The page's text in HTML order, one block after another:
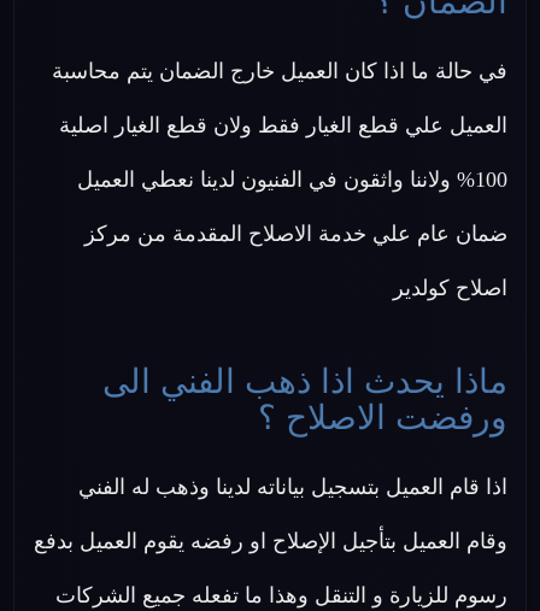
في حالة ما اذا كان العميل خارج الضمان يتم محاسبة
العميل علي قطع الغيار فقط ولان قطع الغيار اصلية
100% ولاننا واثقون في الفنيون لدينا نعطي العميل
ضمان عام علي خدمة الاصلاح المقدمة من مركز
اصلاح كولدير
ماذا يحدث اذا ذهب الفني الى
ورفضت الاصلاح ؟
اذا قام العميل بتسجيل بياناته لدينا وذهب له الفني
وقام العميل بتأجيل الإصلاح او رفضه يقوم العميل بدفع
رسوم للزيارة و التنقل وهذا ما تفعله جميع الشركات